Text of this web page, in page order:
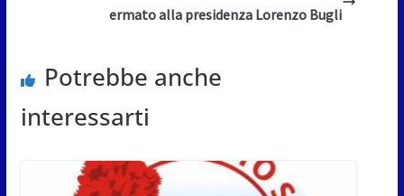
ermato alla presidenza Lorenzo Bugli
Potrebbe anche
interessarti